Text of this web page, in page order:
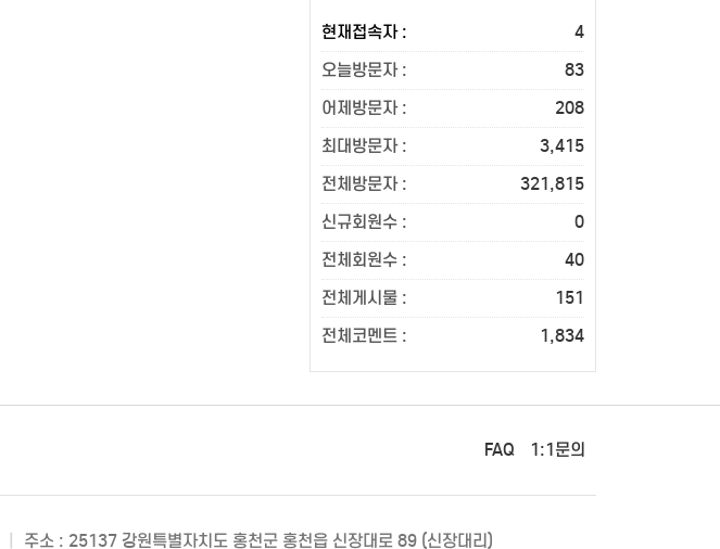
현재접속자 :
4
오늘방문자 :
83
어제방문자 :
208
최대방문자 :
3,415
전체방문자 :
321,815
신규회원수 :
0
전체회원수 :
40
전체게시물 :
151
전체코멘트 :
1,834
FAQ 1:1문의
주소 : 25137 강원특별자치도 홍천군 홍천읍 신장대로 89 (신장대리)